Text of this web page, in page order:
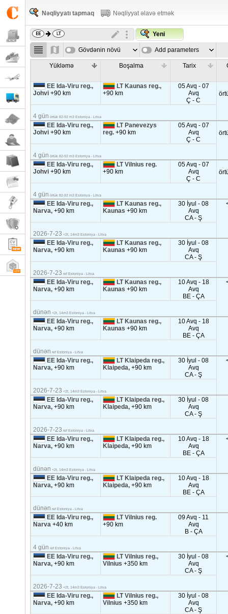
Nəqliyyatı tapmaq Nəqliyyat əlavə etmək
Yeni
Gövdənin növü Add parameters
Yükləmə Boşalma Tarix
EE Ida-Viru reg.,
Johvi+90 km
LT Kaunas reg.,
+90 km
05 Avq - 07
Avq
Ç - C
4 gün örtük 82-92 m3 Estoniya - Litva
EE Ida-Viru reg.,
Johvi+90 km
LT Panevezys
reg.+90 km
05 Avq - 07
Avq
Ç - C
4 gün örtük 82-92 m3 Estoniya - Litva
EE Ida-Viru reg.,
Johvi+90 km
LT Vilnius reg.
+90 km
05 Avq - 07
Avq
Ç - C
4 gün örtük 82-92 m3 Estoniya - Litva
EE Ida-Viru reg.,
Narva,+90 km
LT Kaunas reg.,
Kaunas+90 km
30 İyul - 08
Avq
CA - Ş
2026-7-23 <2t, 14m3 Estoniya - Litva
EE Ida-Viru reg.,
Narva,+90 km
LT Kaunas reg.,
Kaunas+90 km
30 İyul - 08
Avq
CA - Ş
2026-7-23 ref Estoniya - Litva
EE Ida-Viru reg.,
Narva,+90 km
LT Kaunas reg.,
Kaunas+90 km
10 Avq - 18
Avq
BE - ÇA
dünən <2t, 14m3 Estoniya - Litva
EE Ida-Viru reg.,
Narva,+90 km
LT Kaunas reg.,
Kaunas+90 km
10 Avq - 18
Avq
BE - ÇA
dünən ref Estoniya - Litva
EE Ida-Viru reg.,
Narva,+90 km
LT Klaipeda reg.,
Klaipeda,+90 km
30 İyul - 08
Avq
CA - Ş
2026-7-23 <2t, 14m3 Estoniya - Litva
EE Ida-Viru reg.,
Narva,+90 km
LT Klaipeda reg.,
Klaipeda,+90 km
30 İyul - 08
Avq
CA - Ş
2026-7-23 ref Estoniya - Litva
EE Ida-Viru reg.,
Narva,+90 km
LT Klaipeda reg.,
Klaipeda,+90 km
10 Avq - 18
Avq
BE - ÇA
dünən <2t, 14m3 Estoniya - Litva
EE Ida-Viru reg.,
Narva,+90 km
LT Klaipeda reg.,
Klaipeda,+90 km
10 Avq - 18
Avq
BE - ÇA
dünən ref Estoniya - Litva
EE Ida-Viru reg.,
Narva+40 km
LT Vilnius reg.
+90 km
09 Avq - 11
Avq
B - ÇA
4 gün ref Estoniya - Litva
EE Ida-Viru reg.,
Narva,+90 km
LT Vilnius reg.,
Vilnius+350 km
30 İyul - 08
Avq
CA - Ş
2026-7-23 <2t, 14m3 Estoniya - Litva
EE Ida-Viru reg.,
Narva,+90 km
LT Vilnius reg.,
Vilnius+350 km
30 İyul - 08
Avq
CA - Ş